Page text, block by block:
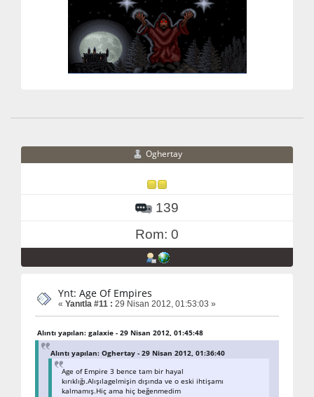
Oghertay
139
Rom: 0
Ynt: Age Of Empires
« Yanıtla #11 : 29 Nisan 2012, 01:53:03 »
Alıntı yapılan: galaxie - 29 Nisan 2012, 01:45:48
Alıntı yapılan: Oghertay - 29 Nisan 2012, 01:36:40
Age of Empire 3 bence tam bir hayal
kırıklığı.Alışılagelmişin dışında ve o eski ihtişamı
kalmamış.Hiç ama hiç beğenmedim